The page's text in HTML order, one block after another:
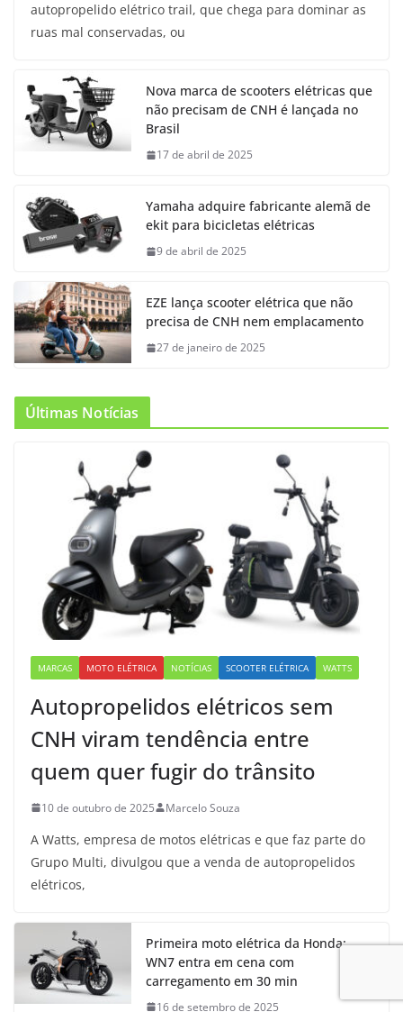
autopropelido elétrico trail, que chega para dominar as
ruas mal conservadas, ou
Nova marca de scooters elétricas que
não precisam de CNH é lançada no
Brasil
17 de abril de 2025
Yamaha adquire fabricante alemã de
ekit para bicicletas elétricas
9 de abril de 2025
EZE lança scooter elétrica que não
precisa de CNH nem emplacamento
27 de janeiro de 2025
Últimas Notícias
MARCAS MOTO ELÉTRICA NOTÍCIAS SCOOTER ELÉTRICA WATTS
Autopropelidos elétricos sem
CNH viram tendência entre
quem quer fugir do trânsito
10 de outubro de 2025 Marcelo Souza
A Watts, empresa de motos elétricas e que faz parte do
Grupo Multi, divulgou que a venda de autopropelidos
elétricos,
Primeira moto elétrica da Honda:
WN7 entra em cena com
carregamento em 30 min
16 de setembro de 2025